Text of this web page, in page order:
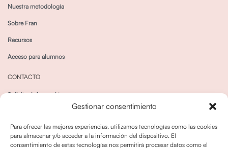
Gestionar consentimiento
Para ofrecer las mejores experiencias, utilizamos tecnologías como las cookies
para almacenar y/o acceder a la información del dispositivo. El
consentimiento de estas tecnologías nos permitirá procesar datos como el
Nuestra metodología
Sobre Fran
Recursos
Acceso para alumnos
CONTACTO
Solicitar información